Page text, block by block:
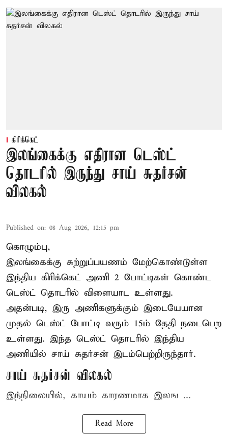
கிரிக்கெட்
இலங்கைக்கு எதிரான டெஸ்ட்
தொடரில் இருந்து சாய் சுதர்சன்
விலகல்
Published on: 08 Aug 2026, 12:15 pm
கொழும்பு,
இலங்கைக்கு சுற்றுப்பயணம் மேற்கொண்டுள்ள
இந்திய கிரிக்கெட் அணி 2 போட்டிகள் கொண்ட
டெஸ்ட் தொடரில் விளையாட உள்ளது.
அதன்படி, இரு அணிகளுக்கும் இடையேயான
முதல் டெஸ்ட் போட்டி வரும் 15ம் தேதி நடைபெற
உள்ளது. இந்த டெஸ்ட் தொடரில் இந்திய
அணியில் சாய் சுதர்சன் இடம்பெற்றிருந்தார்.
சாய் சுதர்சன் விலகல்
இந்நிலையில், காயம் காரணமாக இலங ...
Read More